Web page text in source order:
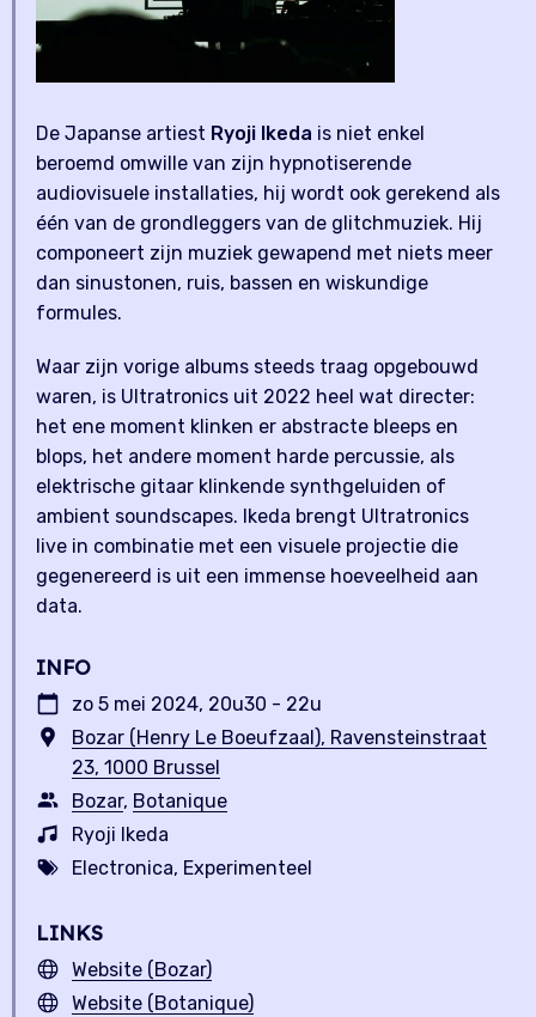
De Japanse artiest Ryoji Ikeda is niet enkel
beroemd omwille van zijn hypnotiserende
audiovisuele installaties, hij wordt ook gerekend als
één van de grondleggers van de glitchmuziek. Hij
componeert zijn muziek gewapend met niets meer
dan sinustonen, ruis, bassen en wiskundige
formules.
Waar zijn vorige albums steeds traag opgebouwd
waren, is Ultratronics uit 2022 heel wat directer:
het ene moment klinken er abstracte bleeps en
blops, het andere moment harde percussie, als
elektrische gitaar klinkende synthgeluiden of
ambient soundscapes. Ikeda brengt Ultratronics
live in combinatie met een visuele projectie die
gegenereerd is uit een immense hoeveelheid aan
data.
INFO
zo 5 mei 2024, 20u30 - 22u
Bozar (Henry Le Boeufzaal), Ravensteinstraat
23, 1000 Brussel
Bozar, Botanique
Ryoji Ikeda
Electronica, Experimenteel
LINKS
Website (Bozar)
Website (Botanique)